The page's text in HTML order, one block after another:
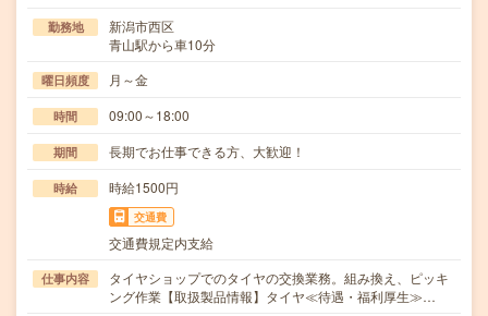
勤務地
新潟市西区
青山駅から車10分
曜日頻度 月～金
時間 09:00～18:00
期間 長期でお仕事できる方、大歓迎！
時給 時給1500円
交通費
交通費規定内支給
仕事内容
タイヤショップでのタイヤの交換業務。組み換え、ピッキ
ング作業【取扱製品情報】タイヤ≪待遇・福利厚生≫…